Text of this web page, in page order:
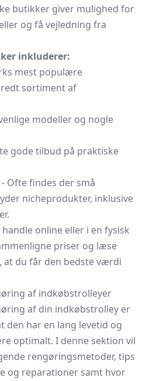
butikker giver mulighed for
og få vejledning fra
inkluderer:
mest populære
sortiment af
modeller og nogle
gode tilbud på praktiske
- Ofte findes der små
nicheprodukter, inklusive
online eller i en fysisk
priser og læse
at du får den bedste værdi
af indkøbstrolleyer
af din indkøbstrolley er
den har en lang levetid og
optimalt. I denne sektion vil
rengøringsmetoder, tips
og reparationer samt hvor